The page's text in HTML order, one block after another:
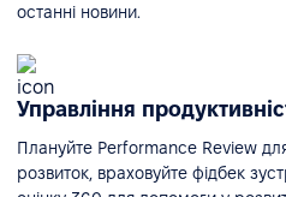
останні новини.
Управління
Плануйте Performance Review для
розвиток, враховуйте фідбек